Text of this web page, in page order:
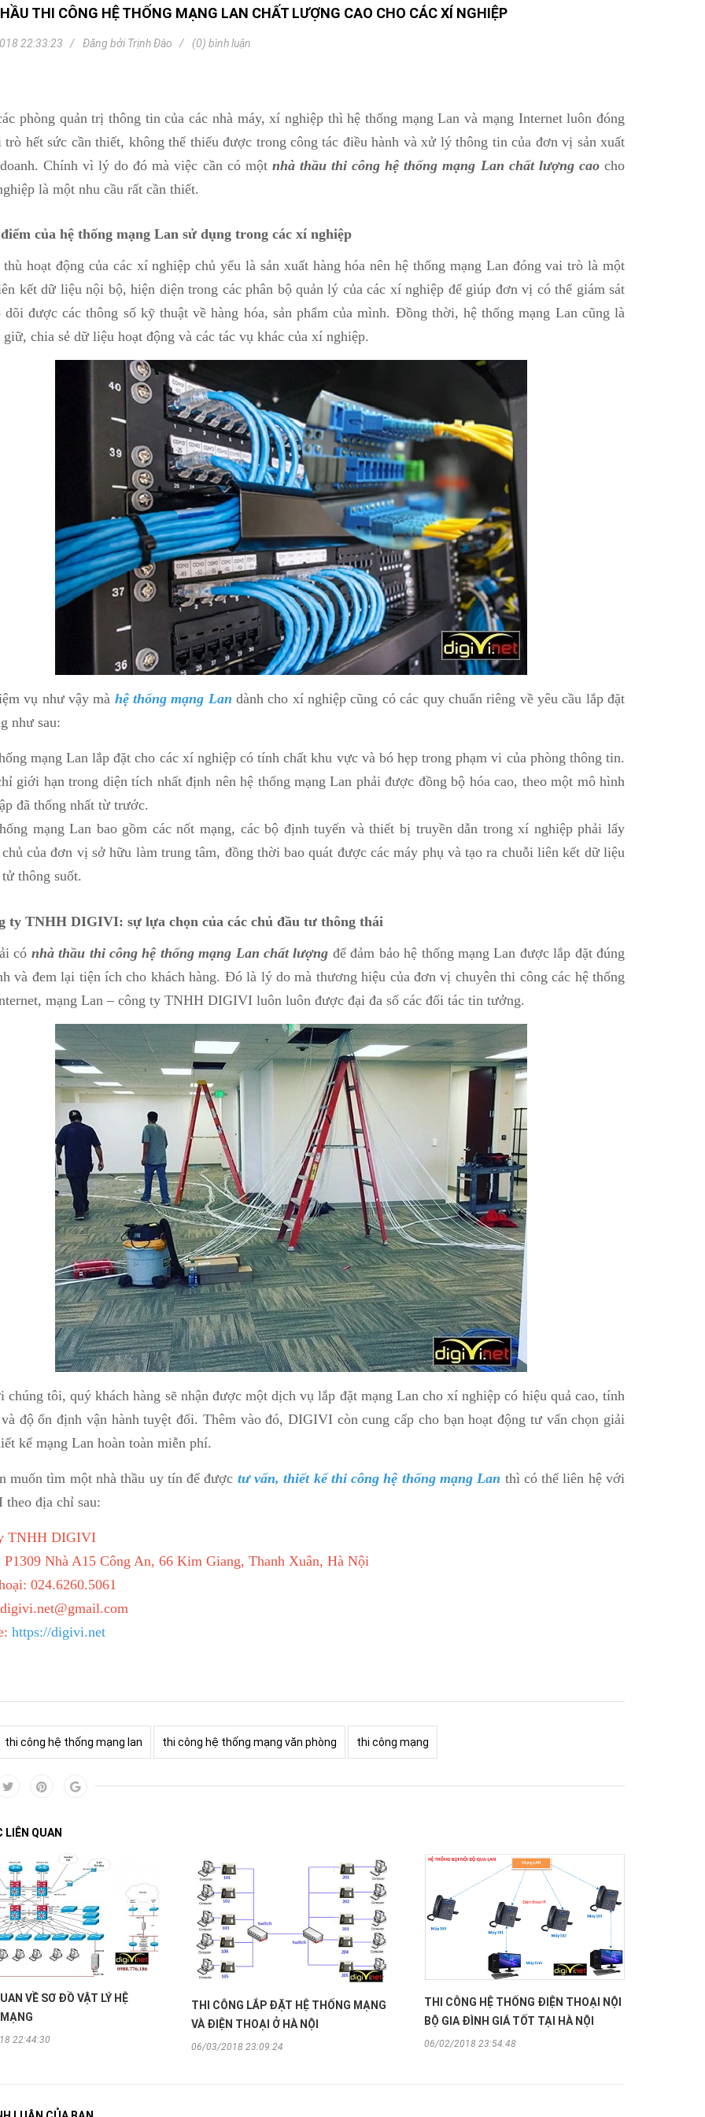
Faster
THIẾT
THÔNG
Faster
Lock
HUAWEI
THI CÔNG HỆ THỐNG MẠNG LAN CHẤT LƯỢNG CAO CHO CÁC XÍ NGHIỆP
22:33:23 Đăng bởi Trịnh Đào (0) bình luận
phòng quản trị thông tin của các nhà máy, xí nghiệp thì hệ thống mạng Lan và mạng Internet luôn đóng
trò hết sức cần thiết, không thể thiếu được trong công tác điều hành và xử lý thông tin của đơn vị sản xuất
Chính vì lý do đó mà việc cần có một nhà thầu thi công hệ thống mạng Lan chất lượng caocho
là một nhu cầu rất cần thiết.
của hệ thống mạng Lan sử dụng trong các xí nghiệp
thù hoạt động của các xí nghiệp chủ yếu là sản xuất hàng hóa nên hệ thống mạng Lan đóng vai trò là một
kết dữ liệu nội bộ, hiện diện trong các phân bộ quản lý của các xí nghiệp để giúp đơn vị có thể giám sát
dõi được các thông số kỹ thuật về hàng hóa, sản phẩm của mình. Đồng thời, hệ thống mạng Lan cũng là
chia sẻ dữ liệu hoạt động và các tác vụ khác của xí nghiệp.
vụ như vậy mà hệ thống mạng Lan dành cho xí nghiệp cũng có các quy chuẩn riêng về yêu cầu lắp đặt
như sau:
mạng Lan lắp đặt cho các xí nghiệp có tính chất khu vực và bó hẹp trong phạm vi của phòng thông tin.
giới hạn trong diện tích nhất định nên hệ thống mạng Lan phải được đồng bộ hóa cao, theo một mô hình
đã thống nhất từ trước.
mạng Lan bao gồm các nốt mạng, các bộ định tuyến và thiết bị truyền dẫn trong xí nghiệp phải lấy
của đơn vị sở hữu làm trung tâm, đồng thời bao quát được các máy phụ và tạo ra chuỗi liên kết dữ liệu
thông suốt.
ty TNHH DIGIVI: sự lựa chọn của các chủ đầu tư thông thái
có nhà thầu thi công hệ thống mạng Lan chất lượng để đảm bảo hệ thống mạng Lan được lắp đặt đúng
và đem lại tiện ích cho khách hàng. Đó là lý do mà thương hiệu của đơn vị chuyên thi công các hệ thống
mạng Lan – công ty TNHH DIGIVI luôn luôn được đại đa số các đối tác tin tưởng.
chúng tôi, quý khách hàng sẽ nhận được một dịch vụ lắp đặt mạng Lan cho xí nghiệp có hiệu quả cao, tính
độ ổn định vận hành tuyệt đối. Thêm vào đó, DIGIVI còn cung cấp cho bạn hoạt động tư vấn chọn giải
kế mạng Lan hoàn toàn miễn phí.
muốn tìm một nhà thầu uy tín để được tư vấn, thiết kế thi công hệ thống mạng Lan thì có thể liên hệ với
địa chỉ sau:
TNHH DIGIVI
Nhà A15 Công An, 66 Kim Giang, Thanh Xuân, Hà Nội
024.6260.5061
https://digivi.net
thi công hệ thống mạng lan thi công hệ thống mạng văn phòng thi công mạng
LIÊN QUAN
VỀ SƠ ĐỒ VẬT LÝ HỆ
22:44:30
THI CÔNG LẮP ĐẶT HỆ THỐNG MẠNG
VÀ ĐIỆN THOẠI Ở HÀ NỘI
06/03/2018 23:09:24
THI CÔNG HỆ THỐNG ĐIỆN THOẠI NỘI
BỘ GIA ĐÌNH GIÁ TỐT TẠI HÀ NỘI
06/02/2018 23:54:48